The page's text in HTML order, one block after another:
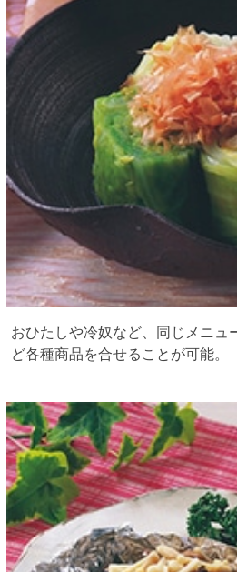
おひたしや冷奴など、同じメニュ
ど各種商品を合せることが可能。